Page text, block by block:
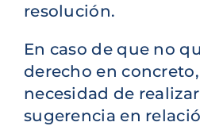
resolución.
En caso de que no
derecho en
necesidad de
sugerencia en